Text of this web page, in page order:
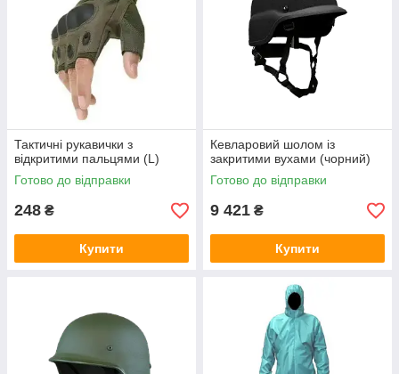
Тактичні рукавички з
відкритими пальцями (L)
Готово до відправки
248 ₴
Купити
Кевларовий шолом із
закритими вухами (чорний)
Готово до відправки
9 421 ₴
Купити